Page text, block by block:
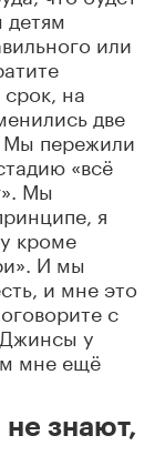
или
на
две
Мы пережили
«всё
Мы
я
кроме
И мы
и мне это
с
у
мне ещё
знают,